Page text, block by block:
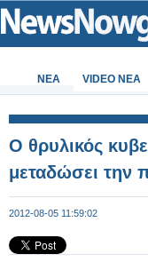
ΝΕΑ VIDEO NEA
O θρυλικός
μεταδώσει την
2012-08-05 11:59:02